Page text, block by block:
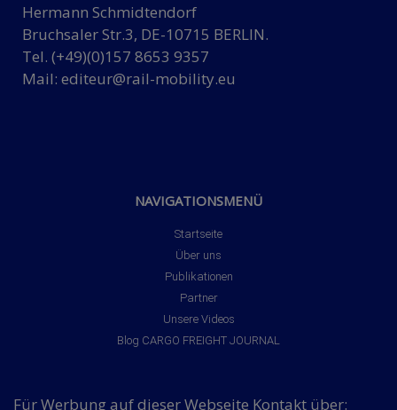
Hermann Schmidtendorf
Bruchsaler Str.3, DE-10715 BERLIN.
Tel. (+49)(0)157 8653 9357
Mail: editeur@rail-mobility.eu
NAVIGATIONSMENÜ
Startseite
Über uns
Publikationen
Partner
Unsere Videos
Blog CARGO FREIGHT JOURNAL
Für Werbung auf dieser Webseite Kontakt über: